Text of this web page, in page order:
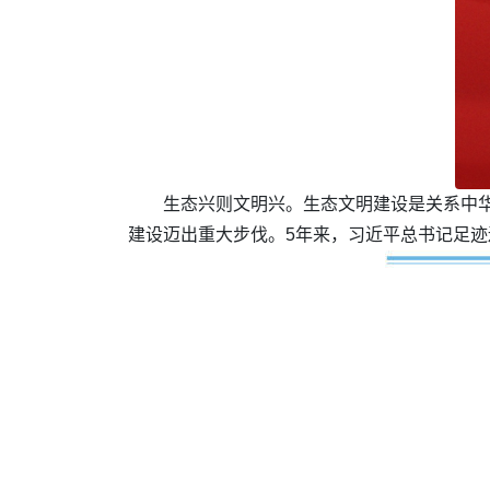
生态兴则文明兴。生态文明建设是关系中
建设迈出重大步伐。5年来，习近平总书记足